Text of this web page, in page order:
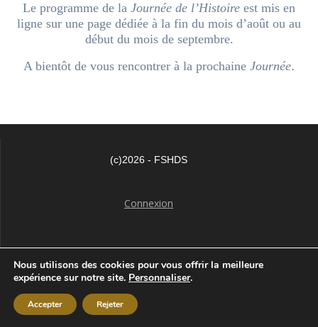
Le programme de la Journée de l’Histoire est mis en
ligne sur une page dédiée à la fin du mois d’août ou au
début du mois de septembre.
A bientôt de vous rencontrer à la prochaine Journée.
(c)2026 - FSHDS
Connexion
Fshds
Nous utilisons des cookies pour vous offrir la meilleure
expérience sur notre site. Personnaliser.
Accepter Rejeter